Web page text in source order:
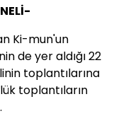
Ki-mun'un
de yer aldığı 22
toplantılarına
toplantıların